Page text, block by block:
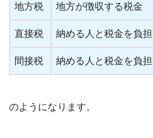
地方税 地方が徴収する税金
直接税 納める人と税金を負
間接税 納める人と税金を負
のようになります。